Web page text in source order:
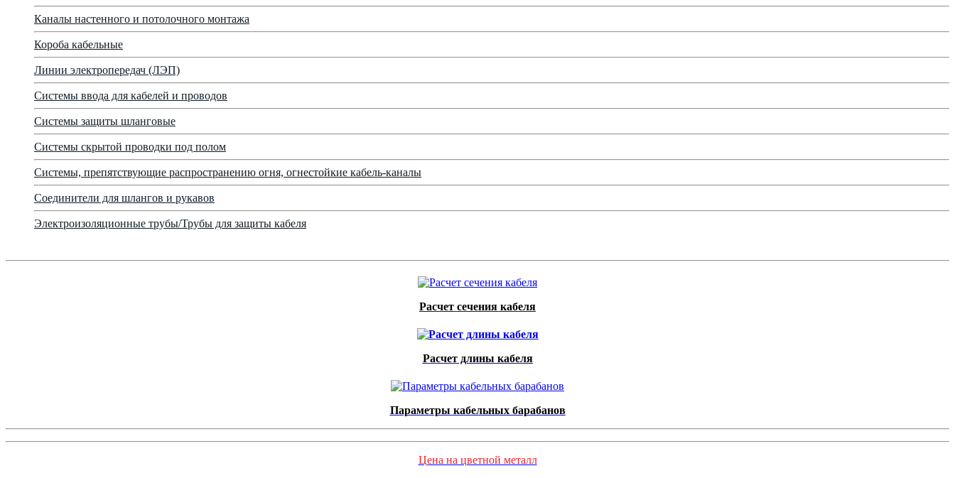
Каналы настенного и потолочного монтажа
Короба кабельные
Линии электропередач (ЛЭП)
Системы ввода для кабелей и проводов
Системы защиты шланговые
Системы скрытой проводки под полом
Системы, препятствующие распространению огня, огнестойкие кабель-каналы
Соединители для шлангов и рукавов
Электроизоляционные трубы/Трубы для защиты кабеля
Расчет сечения кабеля
Расчет длины кабеля
Параметры кабельных барабанов
Цена на цветной металл